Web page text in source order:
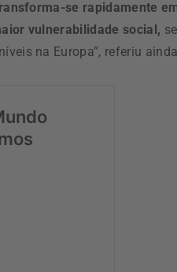
se rapidamente
vulnerabilidade social,
na Europa”, referiu